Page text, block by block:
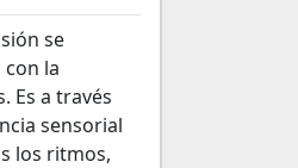
se
la
Es a través
sensorial
los ritmos,